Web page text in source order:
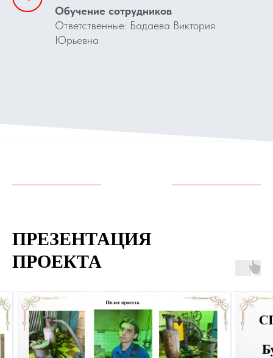
Обучение сотрудников
Ответственные: Бадаева Виктория
Юрьевна
ПРЕЗЕНТАЦИЯ
ПРОЕКТА